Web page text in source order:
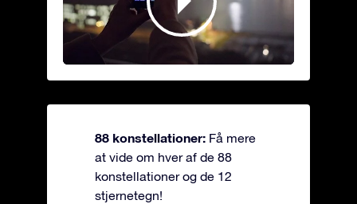
88 konstellationer: Få mere
at vide om hver af de 88
konstellationer og de 12
stjernetegn!